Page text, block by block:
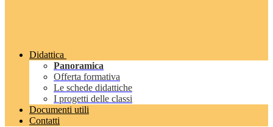
Didattica
Panoramica
Offerta formativa
Le schede didattiche
I progetti delle classi
Documenti utili
Contatti